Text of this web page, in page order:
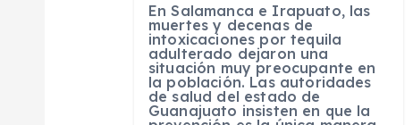
En Salamanca e Irapuato, las
muertes y decenas de
intoxicaciones por tequila
adulterado dejaron una
situación muy preocupante en
la población. Las autoridades
de salud del estado de
Guanajuato insisten en que la